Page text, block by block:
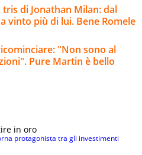
di Jonathan Milan: dal
vinto più di lui. Bene Romele
"Non sono al
Pure Martin è bello
in oro
protagonista tra gli investimenti